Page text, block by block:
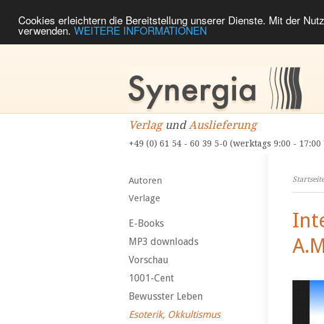
Cookies erleichtern die Bereitstellung unserer Dienste. Mit der
verwenden. WEITERE INFORMATIONEN
VerlagundAuslieferung
+49 (0) 61 54 - 60 39 5-0 (werktags 9:00 - 17:00
Autoren
Verlage
E-Books
MP3 downloads
Vorschau
1001-Cent
Bewusster Leben
Esoterik, Okkultismus
Startseite